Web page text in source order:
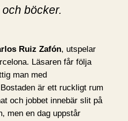
böcker.
Ruiz Zafón, utspelar
Läsaren får följa
man med
är ett ruckligt rum
och jobbet innebär slit på
men en dag uppstår